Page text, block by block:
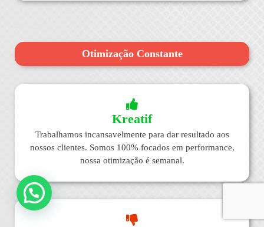
Otimização Constante
Kreatif
Trabalhamos incansavelmente para dar resultado aos
nossos clientes. Somos 100% focados em performance,
nossa otimização é semanal.